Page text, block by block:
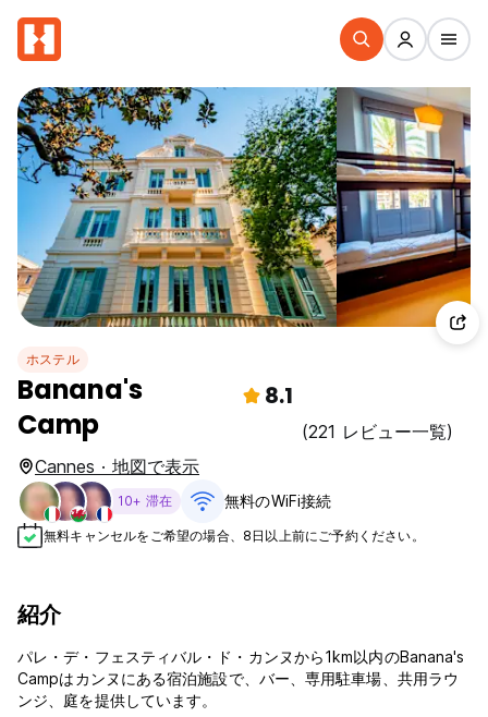
ホステル
Banana's
Camp
8.1
(221 レビュー一覧)
Cannes · 地図で表示
10+ 滞在 無料のWiFi接続
無料キャンセルをご希望の場合、8日以上前にご予約ください。
紹介
パレ・デ・フェスティバル・ド・カンヌから1km以内のBanana's
Campはカンヌにある宿泊施設で、バー、専用駐車場、共用ラウ
ンジ、庭を提供しています。